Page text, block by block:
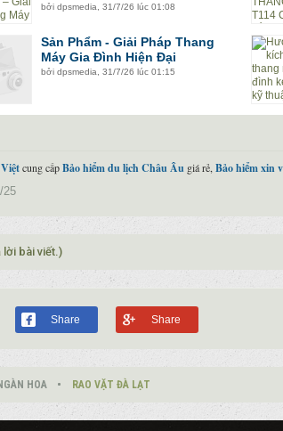
bởi dpsmedia 31/7/26 lúc 01:08
Sản Phẩm - Giải Pháp Thang
Máy Gia Đình Hiện Đại
bởi dpsmedia 31/7/26 lúc 01:15
cung cấpBảo hiểm du lịch Châu Âu giá rẻ, Bảo hiểm xin
25
lời bài viết.)
Share Share
HOA RAO VẶT ĐÀ LẠT